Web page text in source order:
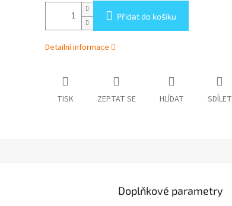
Přidat do košíku
Detailní informace
TISK ZEPTAT SE HLÍDAT SDÍLET
Doplňkové parametry